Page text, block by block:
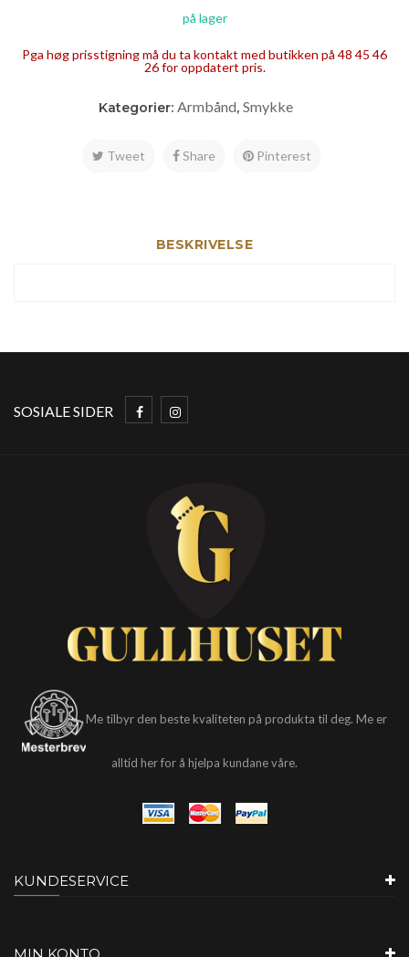
på lager
Pga høg prisstigning må du ta kontakt med butikken på 48 45 46
26 for oppdatert pris.
Kategorier: Armbånd, Smykke
Tweet Share Pinterest
BESKRIVELSE
SOSIALE SIDER
Me tilbyr den beste kvaliteten på produkta til deg. Me er
alltid her for å hjelpa kundane våre.
KUNDESERVICE